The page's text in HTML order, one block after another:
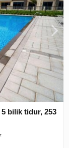
bilik tidur, 253